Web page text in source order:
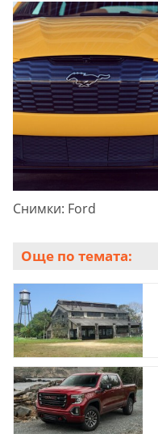
Снимки: Ford
Още по темата: